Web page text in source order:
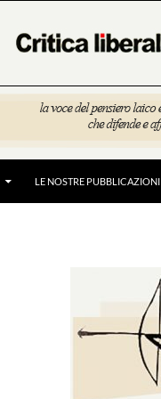
LE NOSTRE PUBBLICAZIONI